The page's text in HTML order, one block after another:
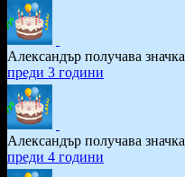
Александър получава значка
преди 3 години
Александър получава значка
преди 4 години